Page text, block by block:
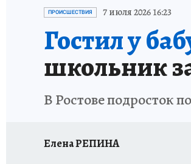
ЗАПОВЕДНАЯ РОССИЯ
ПРОИСШЕСТВИЯ 7 июля 2026 16:23
Гостил у
школьник
В Ростове подросток
Елена РЕПИНА